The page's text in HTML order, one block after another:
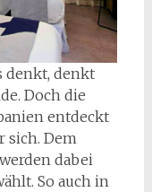
denkt, denkt
Doch die
entdeckt
sich. Dem
dabei
So auch in